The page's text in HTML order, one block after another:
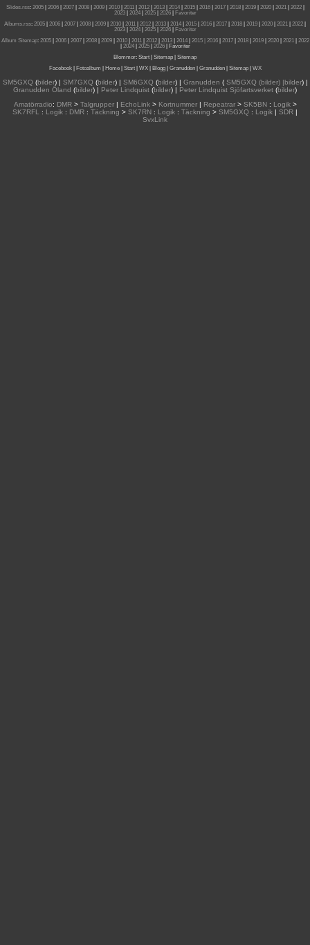
Slides.rss: 2005| 2006| 2007| 2008| 2009| 2010| 2011| 2012| 2013| 2014| 2015| 2016| 2017| 2018| 2019| 2020| 2021| 2022|
2023| 2024| 2025| 2026|
Favoriter
Albums.rss: 2005 2006 2007 2008 2009 2010 2011 2012 2013 2014 2015 2016 2017 2018 2019 2020 2021 2022
2023| 2024| 2025| 2026|
Favoriter
Album Sitemap: 2005| 2006| 2007| 2008| 2009| 2010| 2011| 2012| 2013| 2014| 2015 | 2016| 2017| 2018| 2019| 2020| 2021| 2022
2024| 2025| 2026|
Favoriter
Blommor: Start Sitemap
Sitemap
Facebook| Fotoalbum Home| Start| WX| Blogg| Granudden| Granudden| Sitemap| WX
SM5GXQ(bilder) | SM7GXQ(bilder) | SM6GXQ(bilder) | Granudden (SM5GXQ (bilder) |bilder) |
Granudden Öland (bilder) | Peter Lindquist (bilder) | Peter Lindquist Sjöfartsverket (bilder)
Amatörradio: DMR> Talgrupper| EchoLink> Kortnummer| Repeatrar> SK5BN: Logik>
SK7RFL
: Logik : DMR : Täckning > SK7RN : Logik : Täckning > SM5GXQ : Logik | SDR |
SvxLink